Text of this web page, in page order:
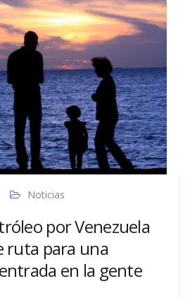
Noticias
por Venezuela
ruta para una
en la gente